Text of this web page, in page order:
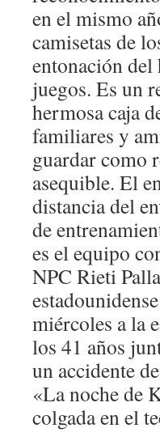
en el mismo
camisetas de
entonación del
juegos. Es un
hermosa caja
familiares y
guardar como
asequible. El
distancia del
de
es el equipo
NPC Rieti
miércoles a la
los 41 años
un accidente
«La noche de
colgada en el